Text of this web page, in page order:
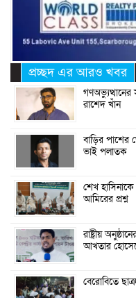
প্রচ্ছদ এর আরও খবর
গণঅভ্যুত্থানের
রাশেদ খাঁন
বাড়ির পাশের
ভাই পলাতক
শেখ
আমিরের প্রশ্ন
রাষ্ট্রীয়
আখতার
বেরোবিতে